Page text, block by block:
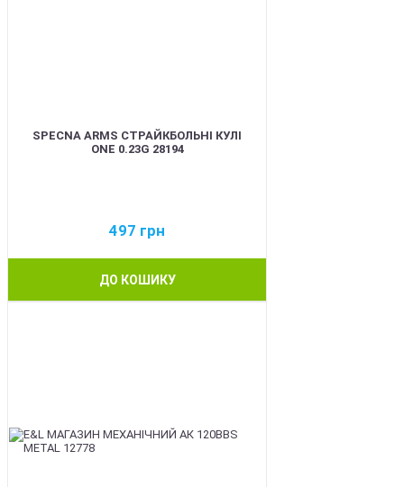
SPECNA ARMS СТРАЙКБОЛЬНІ КУЛІ
ONE 0.23G 28194
497 грн
ДО КОШИКУ